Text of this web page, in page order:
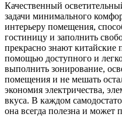
Качественный
задачи минимального
интерьеру помещения,
гостиницу и заполнить
прекрасно знают китайские
помощью доступного и
выполнить зонирование,
помещения и не мешать
экономия электричества,
вкуса. В каждом
она всегда полезна и может